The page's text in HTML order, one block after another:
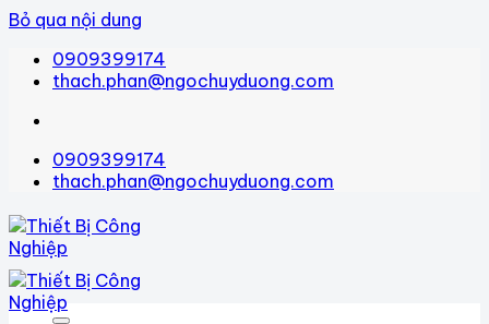
Bỏ qua nội dung
0909399174
thach.phan@ngochuyduong.com
0909399174
thach.phan@ngochuyduong.com